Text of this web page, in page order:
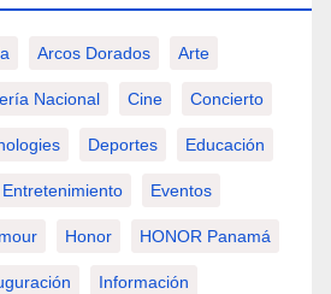
Arcos Dorados Arte
Nacional Cine Concierto
Deportes Educación
Entretenimiento Eventos
Honor HONOR Panamá
Información